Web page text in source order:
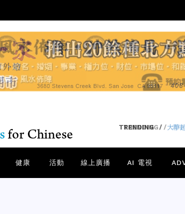
TRENDING / 老
健康 活動 線上廣播 AI 電視